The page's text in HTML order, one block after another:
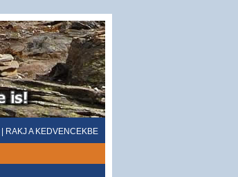
RAKJ A KEDVENCEKBE